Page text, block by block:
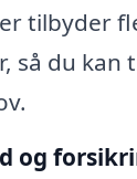
tilbyder
så du kan
og